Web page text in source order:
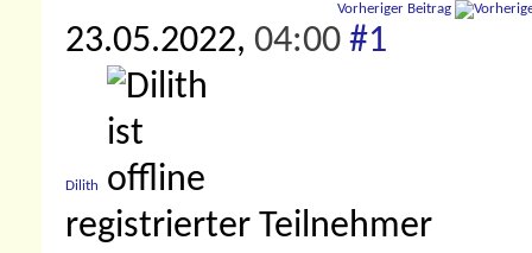
Vorheriger Beitrag
23.05.2022, 04:00 #1
Dilith
registrierter Teilnehmer